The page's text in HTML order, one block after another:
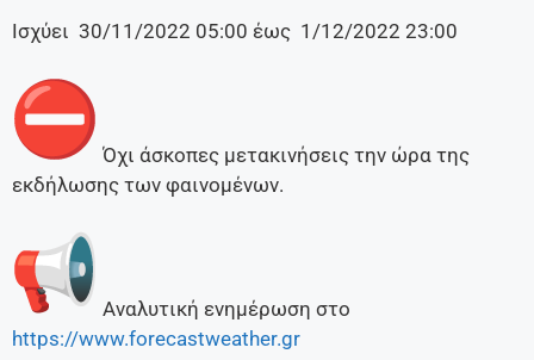
Ισχύει 30/11/2022 05:00 έως 1/12/2022 23:00
️ Όχι άσκοπες μετακινήσεις την ώρα της
εκδήλωσης των φαινομένων.
Αναλυτική ενημέρωση στο
https://www.forecastweather.gr